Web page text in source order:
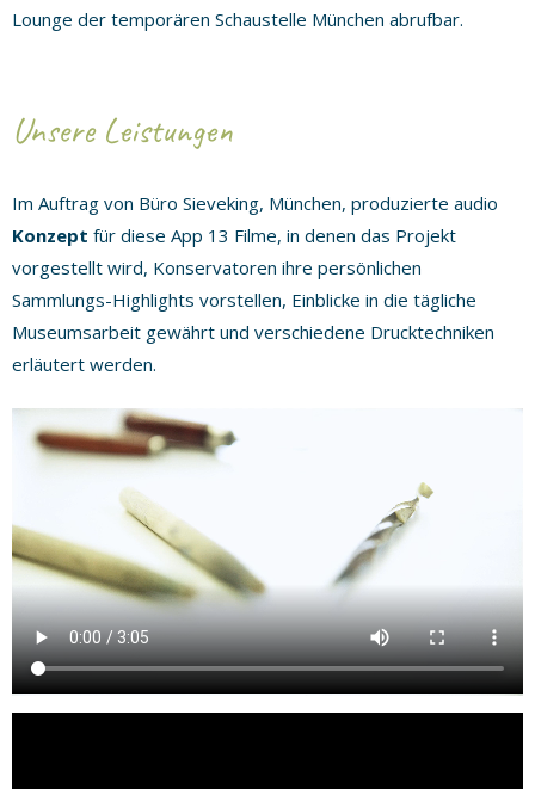
Lounge der temporären Schaustelle München abrufbar.
Unsere Leistungen
Im Auftrag von Büro Sieveking, München, produzierte audio
Konzept für diese App 13 Filme, in denen das Projekt
vorgestellt wird, Konservatoren ihre persönlichen
Sammlungs-Highlights vorstellen, Einblicke in die tägliche
Museumsarbeit gewährt und verschiedene Drucktechniken
erläutert werden.